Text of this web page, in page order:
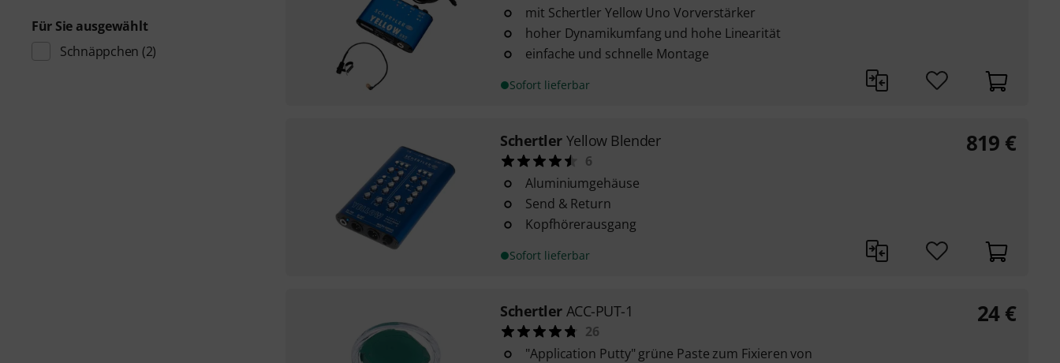
Für Sie ausgewählt
Schnäppchen (2)
mit Schertler Yellow Uno Vorverstärker
hoher Dynamikumfang und hohe Linearität
einfache und schnelle Montage
Sofort lieferbar
Schertler Yellow Blender
6
Aluminiumgehäuse
Send & Return
Kopfhörerausgang
Sofort lieferbar
819 €
Schertler ACC-PUT-1
26
"Application Putty" grüne Paste zum Fixieren von
24 €